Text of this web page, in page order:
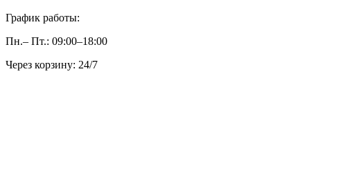
График работы:
Пн.– Пт.: 09:00–18:00
Через корзину: 24/7